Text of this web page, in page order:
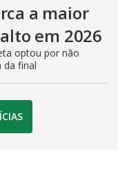
a maior
em 2026
optou por não
da final